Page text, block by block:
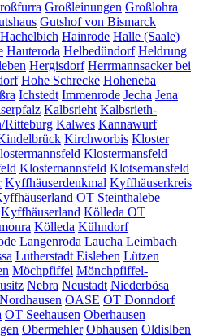
Großleinungen Großlohra
Gutshof von Bismarck
Hachelbich Hainrode Halle (Saale)
Hauteroda Helbedündorf Heldrung
Hergisdorf Herrmannsacker bei
Hohe Schrecke Hoheneba
Ichstedt Immenrode Jecha Jena
Kalbsrieht Kalbsrieth-
Ritteburg Kalwes Kannawurf
Kirchworbis Kloster
Klostermansfeld
Klosternannsfeld Klotsemansfeld
Kyffhäuserdenkmal Kyffhäuserkreis
OT Steinthalebe
Kyffhäuserland Kölleda OT
Kölleda Kühndorf
Langenroda Laucha Leimbach
Lutherstadt Eisleben Lützen
Möchpfiffel Mönchpfiffel-
Nebra Neustadt Niederbösa
Nordhausen OASE OT Donndorf
OT Seehausen Oberhausen
Obermehler Obhausen Oldislben